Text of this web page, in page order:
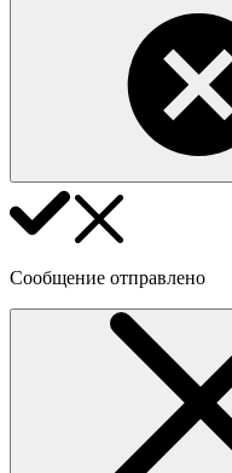
Сообщение отправлено